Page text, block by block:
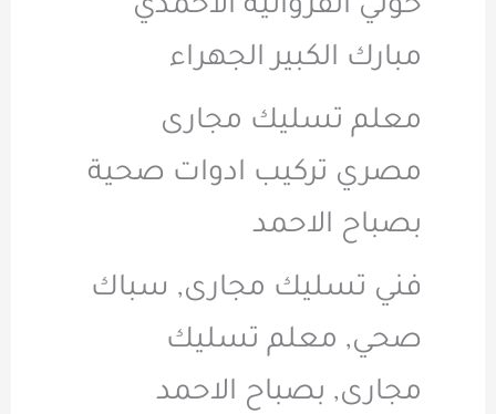
حولي الفروانية الاحمدي
مبارك الكبير الجهراء
معلم تسليك مجارى
مصري تركيب ادوات صحية
بصباح الاحمد
فني تسليك مجارى, سباك
صحي, معلم تسليك
مجارى, بصباح الاحمد